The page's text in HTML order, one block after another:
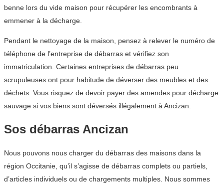
benne lors du vide maison pour récupérer les encombrants à
emmener à la décharge.
Pendant le nettoyage de la maison, pensez à relever le numéro de
téléphone de l’entreprise de débarras et vérifiez son
immatriculation. Certaines entreprises de débarras peu
scrupuleuses ont pour habitude de déverser des meubles et des
déchets. Vous risquez de devoir payer des amendes pour décharge
sauvage si vos biens sont déversés illégalement à Ancizan.
Sos débarras Ancizan
Nous pouvons nous charger du débarras des maisons dans la
région Occitanie, qu’il s’agisse de débarras complets ou partiels,
d’articles individuels ou de chargements multiples. Nous sommes